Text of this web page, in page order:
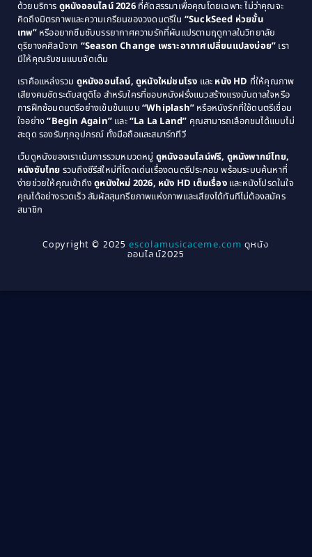
Comedy ตลก(515)
Comedy ตลก(46)
Coming of Age ก้าวพ้นวัย(1)
Coming-of-Age(3)
Community(1)
Crime อาชญากรรม(289)
Cult Film(4)
1987
1986
1985
1984
1983
1982
1979
1978
1976
1975
1974
1971
1970
1969
1968
1964
1963
1940
ด้วยบริการ ดูหนังออนไลน์ 2026ที่คัดสรรมาเพื่อคุณโดยเฉพาะ ไม่ว่าคุณจะ
คิดถึงมิตรภาพและความเกรียนของวงดนตรีใน “SuckSeed ห่วยขั้น
เทพ”หรืออยากซึมซับบรรยากาศความรักที่ผันแปรตามฤดูกาลในวิทยาลัย
ดุริยางคศิลป์จาก “Season Change เพราะอากาศเปลี่ยนแปลงบ่อย” เรา
มีให้คุณรับชมแบบจัดเต็ม
เราคือแหล่งรวม ดูหนังออนไลน์, ดูหนังใหม่ชนโรง และ หนัง HD ที่ให้คุณภาพ
เสียงคมชัดระดับสตูดิโอ สำหรับใครที่ชอบหนังฝรั่งแนวสร้างแรงบันดาลใจหรือ
การฝึกซ้อมดนตรีอย่างเข้มข้นแบบ “Whiplash” หรือหนังรักที่ใช้ดนตรีเชื่อม
ใจอย่าง“Begin Again” และ“La La Land” คุณสามารถเลือกชมได้แบบไม่
สะดุด รองรับทุกอุปกรณ์ ทั้งมือถือและสมาร์ททีวี
เว็บดูหนังของเราเน้นการรวมหมวดหมู่ ดูหนังออนไลน์ฟรี, ดูหนังพากย์ไทย,
หนังซับไทย รวมถึงซีรีส์ใหม่ที่โดดเด่นเรื่องดนตรีประกอบ พร้อมระบบค้นหาที่
ง่ายช่วยให้คุณเข้าถึงดูหนังใหม่ 2026, หนัง HD เต็มเรื่องและหนังโปรดในใจ
คุณได้อย่างรวดเร็ว สัมผัสสุนทรียภาพแห่งภาพและเสียงได้ทันทีไม่ต้องสมัคร
สมาชิก
Copyright © 2025escolamusicaceme.com ดูหนัง
ออนไลน์2025